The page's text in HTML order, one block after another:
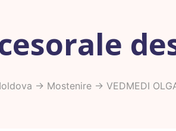
-> Mostenire -> VEDMEDI